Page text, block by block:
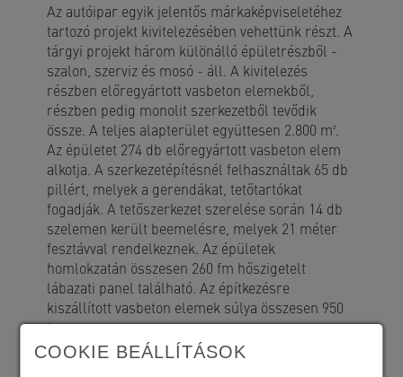
Az autóipar egyik jelentős márkaképviseletéhez
tartozó projekt kivitelezésében vehettünk részt. A
tárgyi projekt három különálló épületrészből -
szalon, szerviz és mosó - áll. A kivitelezés
részben előregyártott vasbeton elemekből,
részben pedig monolit szerkezetből tevődik
össze. A teljes alapterület együttesen 2.800 m².
Az épületet 274 db előregyártott vasbeton elem
alkotja. A szerkezetépítésnél felhasználtak 65 db
pillért, melyek a gerendákat, tetőtartókat
fogadják. A tetőszerkezet szerelése során 14 db
szelemen került beemelésre, melyek 21 méter
fesztávval rendelkeznek. Az épületek
homlokzatán összesen 260 fm hőszigetelt
lábazati panel található. Az építkezésre
kiszállított vasbeton elemek súlya összesen 950
tonna.
COOKIE BEÁLLÍTÁSOK